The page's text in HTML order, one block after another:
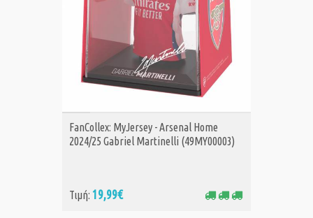
ΑΓΟΡΑ
FanCollex: MyJersey - Arsenal Home
2024/25 Gabriel Martinelli (49MY00003)
Τιμή: 19,99€